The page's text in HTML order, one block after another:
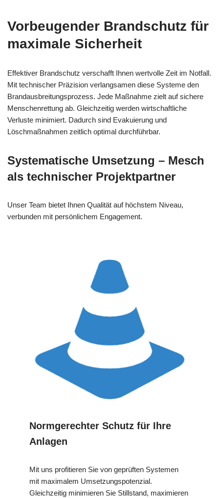
Vorbeugender Brandschutz für
maximale Sicherheit
Effektiver Brandschutz verschafft Ihnen wertvolle Zeit im Notfall.
Mit technischer Präzision verlangsamen diese Systeme den
Brandausbreitungsprozess. Jede Maßnahme zielt auf sichere
Menschenrettung ab. Gleichzeitig werden wirtschaftliche
Verluste minimiert. Dadurch sind Evakuierung und
Löschmaßnahmen zeitlich optimal durchführbar.
Systematische Umsetzung – Mesch
als technischer Projektpartner
Unser Team bietet Ihnen Qualität auf höchstem Niveau,
verbunden mit persönlichem Engagement.
Normgerechter Schutz für Ihre
Anlagen
Mit uns profitieren Sie von geprüften Systemen
mit maximalem Umsetzungspotenzial.
Gleichzeitig minimieren Sie Stillstand, maximieren